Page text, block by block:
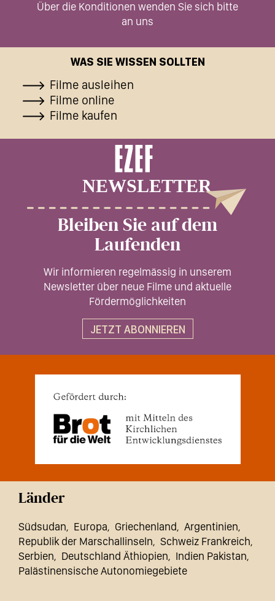
Über die Konditionen wenden Sie sich bitte
an uns
WAS SIE WISSEN SOLLTEN
Filme ausleihen
Filme online
Filme kaufen
Bleiben Sie auf dem
Laufenden
Wir informieren regelmässig in unserem
Newsletter über neue Filme und aktuelle
Fördermöglichkeiten
JETZT ABONNIEREN
Länder
Südsudan Europa Griechenland
Argentinien
Republik der Marschallinseln
Schweiz Frankreich
Serbien
Deutschland Äthiopien
Indien Pakistan
Palästinensische Autonomiegebiete